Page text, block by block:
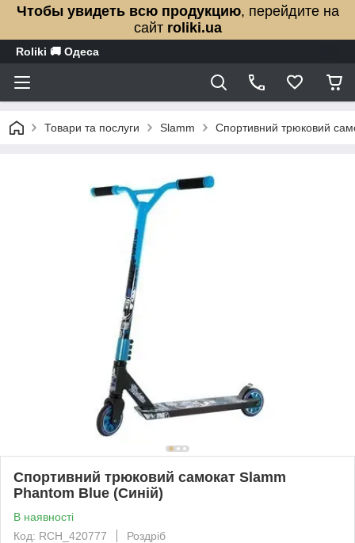
Чтобы увидеть всю продукцию, перейдите на
сайт roliki.ua
Roliki 🚚 Одеса
Товари та послуги Slamm Спортивний трюковий
Спортивний трюковий самокат Slamm
Phantom Blue (Синій)
В наявності
Код: RCH_420777
Роздріб